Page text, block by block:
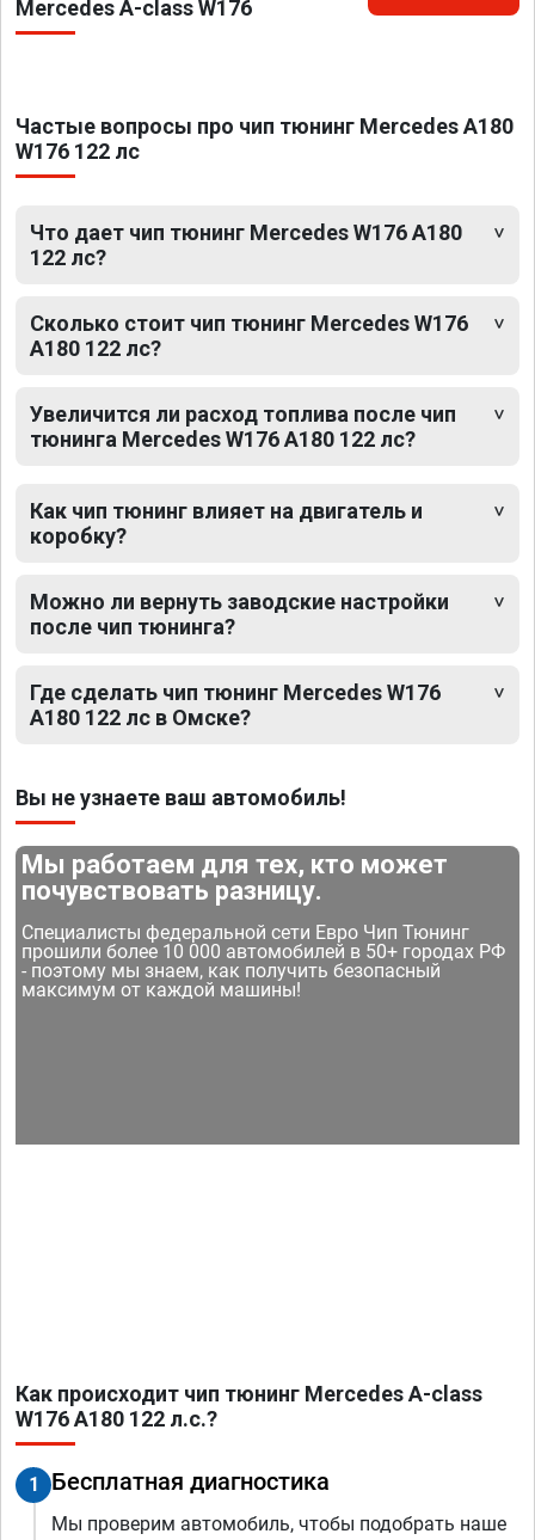
Mercedes A-class W176
Частые вопросы про чип тюнинг Mercedes A180
W176 122 лс
Что дает чип тюнинг Mercedes W176 A180
122 лс?
Сколько стоит чип тюнинг Mercedes W176
A180 122 лс?
Увеличится ли расход топлива после чип
тюнинга Mercedes W176 A180 122 лс?
Как чип тюнинг влияет на двигатель и
коробку?
Можно ли вернуть заводские настройки
после чип тюнинга?
Где сделать чип тюнинг Mercedes W176
A180 122 лс в Омске?
Вы не узнаете ваш автомобиль!
Мы работаем для тех, кто может
почувствовать разницу.
Специалисты федеральной сети Евро Чип Тюнинг
прошили более 10 000 автомобилей в 50+ городах РФ
- поэтому мы знаем, как получить безопасный
максимум от каждой машины!
Как происходит чип тюнинг Mercedes A-class
W176 A180 122 л.с.?
1 Бесплатная диагностика
Мы проверим автомобиль, чтобы подобрать наше